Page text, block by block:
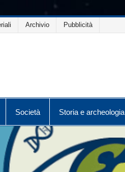
Archivio Pubblicità
Società Storia e archeologia